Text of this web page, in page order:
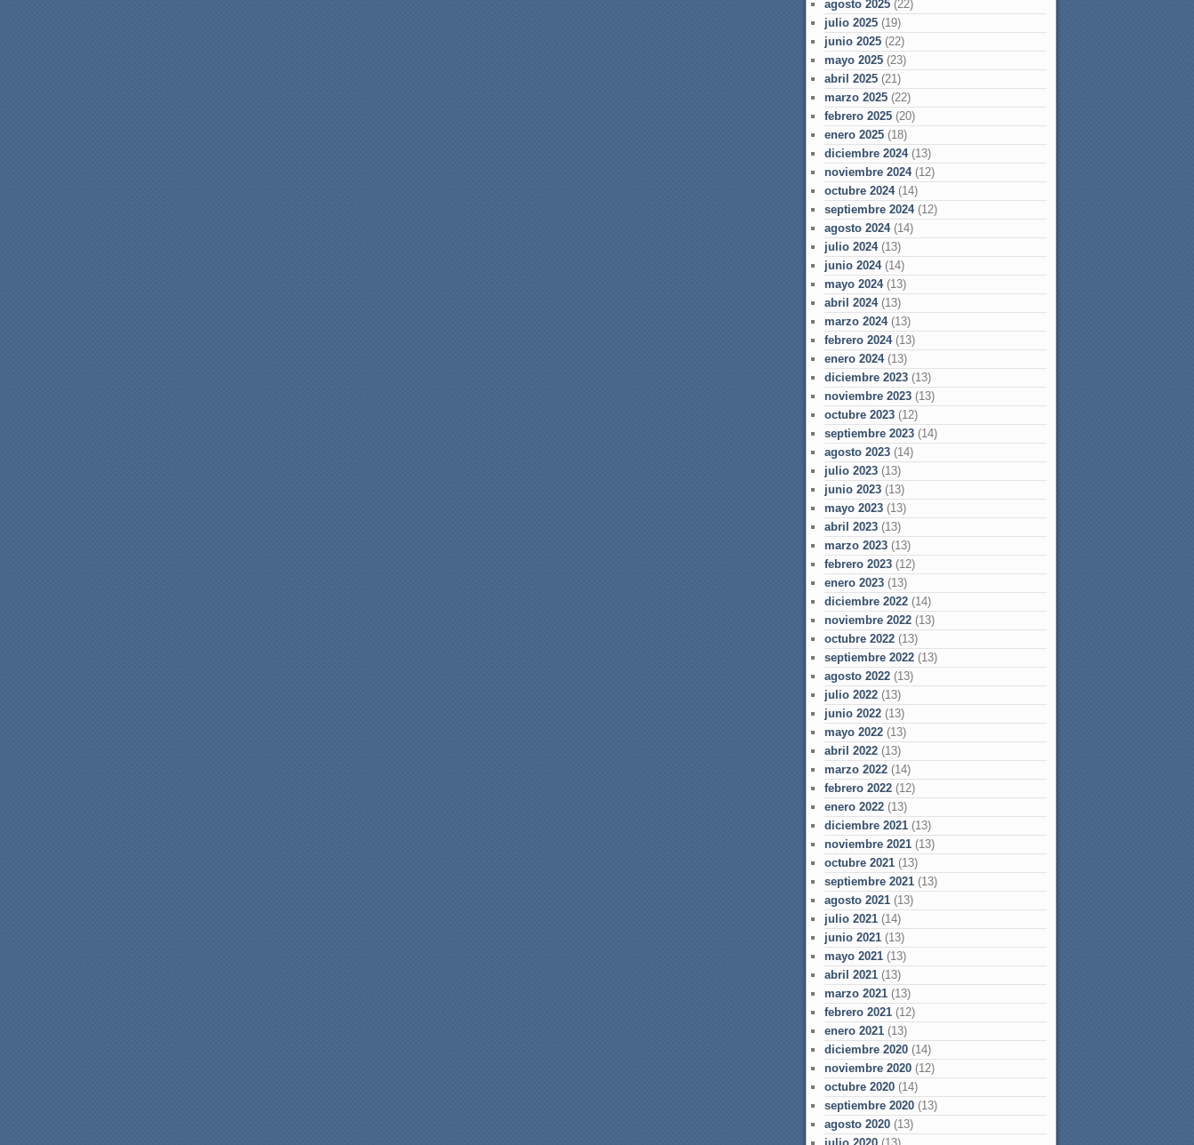
agosto 2025 (22)
julio 2025 (19)
junio 2025 (22)
mayo 2025 (23)
abril 2025 (21)
marzo 2025 (22)
febrero 2025 (20)
enero 2025 (18)
diciembre 2024(13)
noviembre 2024(12)
octubre 2024(14)
septiembre 2024(12)
agosto 2024(14)
julio 2024(13)
junio 2024(14)
mayo 2024(13)
abril 2024(13)
marzo 2024(13)
febrero 2024(13)
enero 2024(13)
diciembre 2023 (13)
noviembre 2023 (13)
octubre 2023 (12)
septiembre 2023 (14)
agosto 2023 (14)
julio 2023 (13)
junio 2023 (13)
mayo 2023 (13)
abril 2023 (13)
marzo 2023 (13)
febrero 2023 (12)
enero 2023 (13)
diciembre 2022 (14)
noviembre 2022 (13)
octubre 2022 (13)
septiembre 2022 (13)
agosto 2022 (13)
julio 2022 (13)
junio 2022 (13)
mayo 2022 (13)
abril 2022 (13)
marzo 2022 (14)
febrero 2022 (12)
enero 2022 (13)
diciembre 2021 (13)
noviembre 2021 (13)
octubre 2021 (13)
septiembre 2021 (13)
agosto 2021 (13)
julio 2021 (14)
junio 2021 (13)
mayo 2021 (13)
abril 2021 (13)
marzo 2021 (13)
febrero 2021 (12)
enero 2021 (13)
diciembre 2020 (14)
noviembre 2020 (12)
octubre 2020 (14)
septiembre 2020 (13)
agosto 2020 (13)